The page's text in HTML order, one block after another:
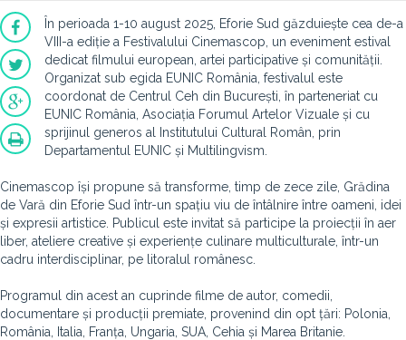
În perioada 1-10 august 2025, Eforie Sud găzduiește cea de-a
VIII-a ediție a Festivalului Cinemascop, un eveniment estival
dedicat filmului european, artei participative și comunității.
Organizat sub egida EUNIC România, festivalul este
coordonat de Centrul Ceh din București, în parteneriat cu
EUNIC România, Asociația Forumul Artelor Vizuale și cu
sprijinul generos al Institutului Cultural Român, prin
Departamentul EUNIC și Multilingvism.
Cinemascop își propune să transforme, timp de zece zile, Grădina
de Vară din Eforie Sud într-un spațiu viu de întâlnire între oameni, idei
și expresii artistice. Publicul este invitat să participe la proiecții în aer
liber, ateliere creative și experiențe culinare multiculturale, într-un
cadru interdisciplinar, pe litoralul românesc.
Programul din acest an cuprinde filme de autor, comedii,
documentare și producții premiate, provenind din opt țări: Polonia,
România, Italia, Franța, Ungaria, SUA, Cehia și Marea Britanie.